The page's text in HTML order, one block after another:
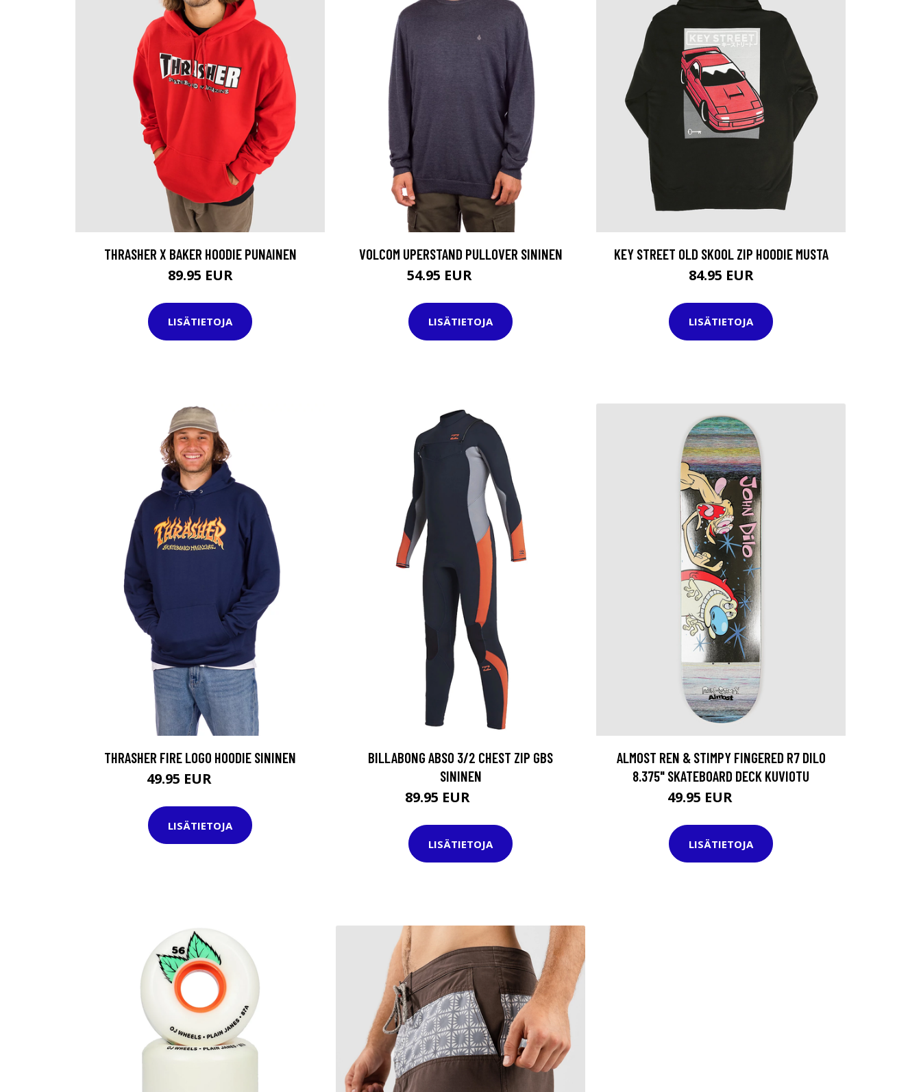
THRASHER X BAKER HOODIE PUNAINEN
89.95 EUR
LISÄTIETOJA
VOLCOM UPERSTAND PULLOVER SININEN
54.95 EUR
LISÄTIETOJA
KEY STREET OLD SKOOL ZIP HOODIE MUSTA
84.95 EUR
LISÄTIETOJA
THRASHER FIRE LOGO HOODIE SININEN
49.95 EUR
LISÄTIETOJA
BILLABONG ABSO 3/2 CHEST ZIP GBS
SININEN
89.95 EUR
LISÄTIETOJA
ALMOST REN & STIMPY FINGERED R7 DILO
8.375" SKATEBOARD DECK KUVIOTU
49.95 EUR
LISÄTIETOJA